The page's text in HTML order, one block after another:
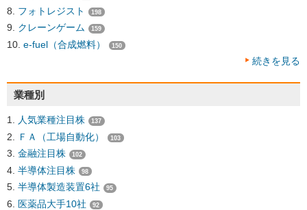
フォトレジスト 198
クレーンゲーム 159
e-fuel（合成燃料） 150
続きを見る
業種別
人気業種注目株 137
ＦＡ（工場自動化） 103
金融注目株 102
半導体注目株 98
半導体製造装置6社 95
医薬品大手10社 92